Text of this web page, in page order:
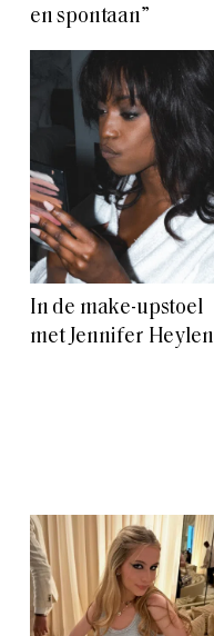
en spontaan”
In de make-upstoel
met Jennifer Heylen